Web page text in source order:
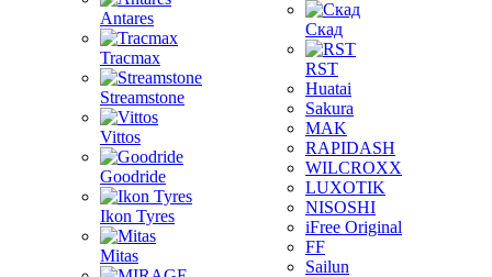
Antares
Tracmax
Streamstone
Vittos
Goodride
Ikon Tyres
Mitas
Скад
RST
Huatai
Sakura
MAK
RAPIDASH
WILCROXX
LUXOTIK
NISOSHI
iFree Original
FF
Sailun